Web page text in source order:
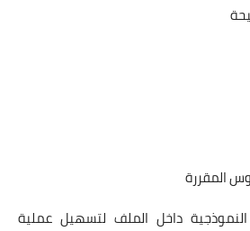
المقررة
النموذجية داخل الملف لتسهيل عملية